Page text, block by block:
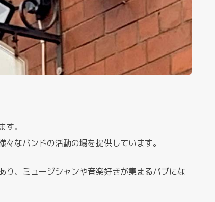
。
なバンドの活動の場を提供しています。
、ミュージシャンや音楽好きが集まるパブにな